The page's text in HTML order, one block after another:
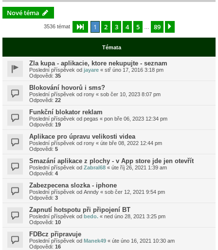
Nové téma
3536 témat Stránka z 89
1 2 3 4 5 89
Témata
Zla kupa - aplikacie, ktore nekupujte - seznam
Poslední příspěvek od jayare « stř úno 17, 2016 3:18 pm
Odpovědi: 35
Blokování hovorů i sms?
Poslední příspěvek od rony « sob čer 10, 2023 8:07 pm
Odpovědi: 22
Funkční blokator reklam
Poslední příspěvek od pegas « pon bře 06, 2023 12:34 pm
Odpovědi: 19
Aplikace pro úpravu velikosti videa
Poslední příspěvek od rony « úte bře 08, 2022 12:44 pm
Odpovědi: 5
Smazání aplikace z plochy - v App store jde jen otevřít
Poslední příspěvek od Zabral68 « úte říj 26, 2021 1:39 am
Odpovědi: 4
Zabezpecena slozka - iphone
Poslední příspěvek od Anndy « sob čer 12, 2021 9:54 pm
Odpovědi: 3
Zapnutí hotspotu při připojení BT
Poslední příspěvek od bedo. « ned úno 28, 2021 3:25 pm
Odpovědi: 10
FDBcz připravuje
Poslední příspěvek od Manek49 « úte úno 16, 2021 10:30 am
Odpovědi: 16